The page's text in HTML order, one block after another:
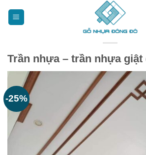
Trần nhựa – trần nhựa giật
-25%